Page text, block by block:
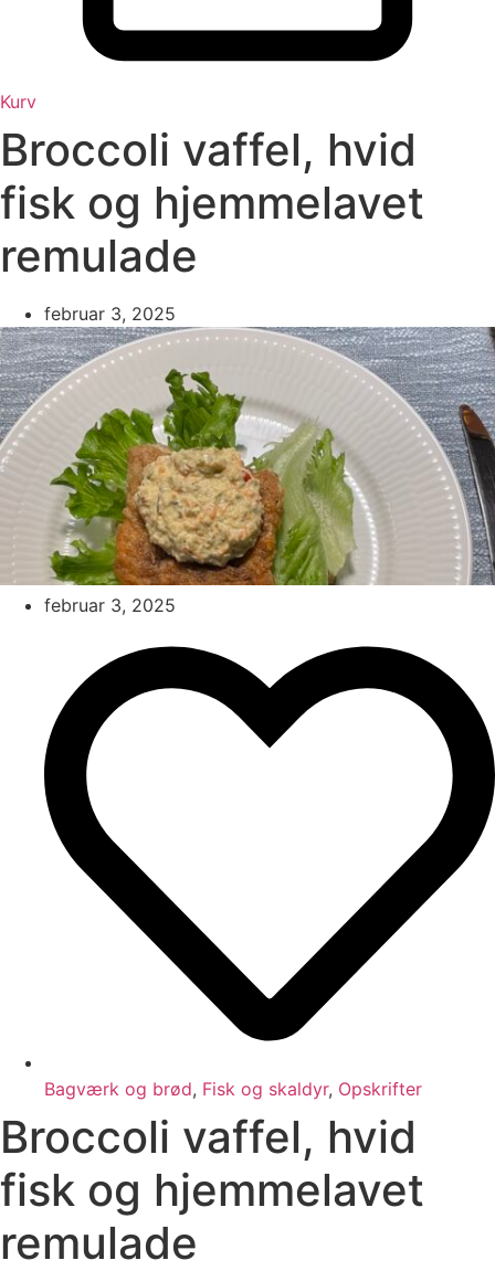
Kurv
Broccoli vaffel, hvid
fisk og hjemmelavet
remulade
februar 3, 2025
februar 3, 2025
Bagværk og brød, Fisk og skaldyr, Opskrifter
Broccoli vaffel, hvid
fisk og hjemmelavet
remulade